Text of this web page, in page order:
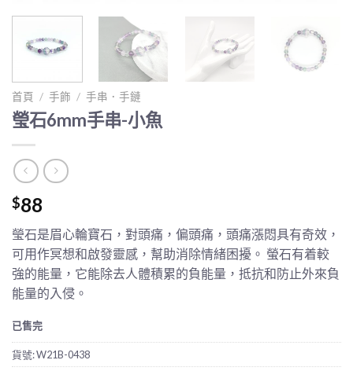
首頁 / 手飾 / 手串．手鏈
瑩石6mm手串-小魚
$88
瑩石是眉心輪寶石，對頭痛，偏頭痛，頭痛漲悶具有奇效，
可用作冥想和啟發靈感，幫助消除情緒困擾。 螢石有着較
強的能量，它能除去人體積累的負能量，抵抗和防止外來負
能量的入侵。
已售完
貨號:W21B-0438